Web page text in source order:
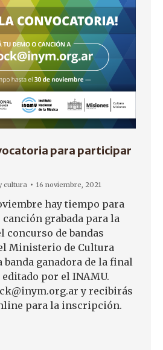
para participar
cultura 16 noviembre, 2021
hay tiempo para
grabada para la
concurso de bandas
Ministerio de Cultura
banda ganadora de la final
por el INAMU.
y recibirás
para la inscripción.